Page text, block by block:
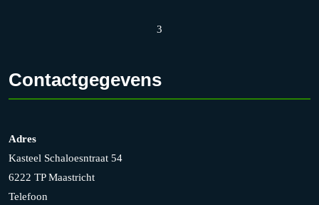
3
Contactgegevens
Adres
Kasteel Schaloesntraat 54
6222 TP Maastricht
Telefoon